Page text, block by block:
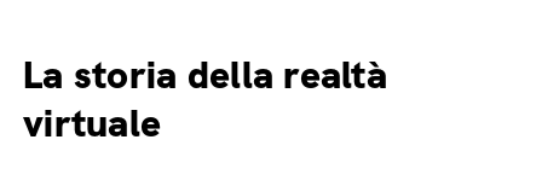
La storia della realtà
virtuale